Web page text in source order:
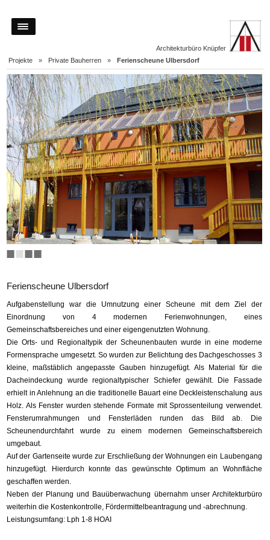
Architekturbüro Knüpfer
Projekte
» Private Bauherren » Ferienscheune Ulbersdorf
■■■■
Ferienscheune Ulbersdorf
Aufgabenstellung war die Umnutzung einer Scheune mit dem Ziel der
Einordnung von 4 modernen Ferienwohnungen, eines
Gemeinschaftsbereiches und einer eigengenutzten Wohnung.
Die Orts- und Regionaltypik der Scheunenbauten wurde in eine moderne
Formensprache umgesetzt. So wurden zur Belichtung des Dachgeschosses 3
kleine, maßstäblich angepasste Gauben hinzugefügt. Als Material für die
Dacheindeckung wurde regionaltypischer Schiefer gewählt. Die Fassade
erhielt in Anlehnung an die traditionelle Bauart eine Deckleistenschalung aus
Holz. Als Fenster wurden stehende Formate mit Sprossenteilung verwendet.
Fensterumrahmungen und Fensterläden runden das Bild ab. Die
Scheunendurchfahrt wurde zu einem modernen Gemeinschaftsbereich
umgebaut.
Auf der Gartenseite wurde zur Erschließung der Wohnungen ein Laubengang
hinzugefügt. Hierdurch konnte das gewünschte Optimum an Wohnfläche
geschaffen werden.
Neben der Planung und Bauüberwachung übernahm unser Architekturbüro
weiterhin die Kostenkontrolle, Fördermittelbeantragung und -abrechnung.
Leistungsumfang: Lph 1-8 HOAI